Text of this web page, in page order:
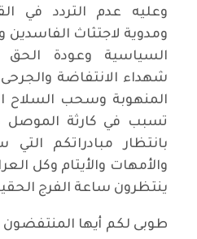
وعليه عدم التردد في
ومدوية لاجتثاث
السياسية وعودة الحق
شهداء الانتفاضة والجرحى
المنهوبة وسحب السلاح
تسبب في كارثة الموصل
بانتظار مبادراتكم
والأمهات والأيتام وكل
ينتظرون ساعة الفرج
طوبى لكم أيها المنتفضون